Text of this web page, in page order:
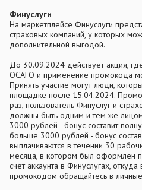
Финуслуги
На маркетплейсе Финуслуги
страховых компаний, у которых
дополнительной выгодой.
До 30.09.2024 действует акция,
ОСАГО и применение промокода
Принять участие могут люди,
площадке после 15.04.2024.
раз, пользователь Финуслуг и
должны быть одним и тем же
3000 рублей - бонус составит
больше 3000 рублей - бонус
выплачиваются в течении 30
месяца, в котором был оформлен
счет аккаунта в Финуслугах,
промокодом обращайтесь в